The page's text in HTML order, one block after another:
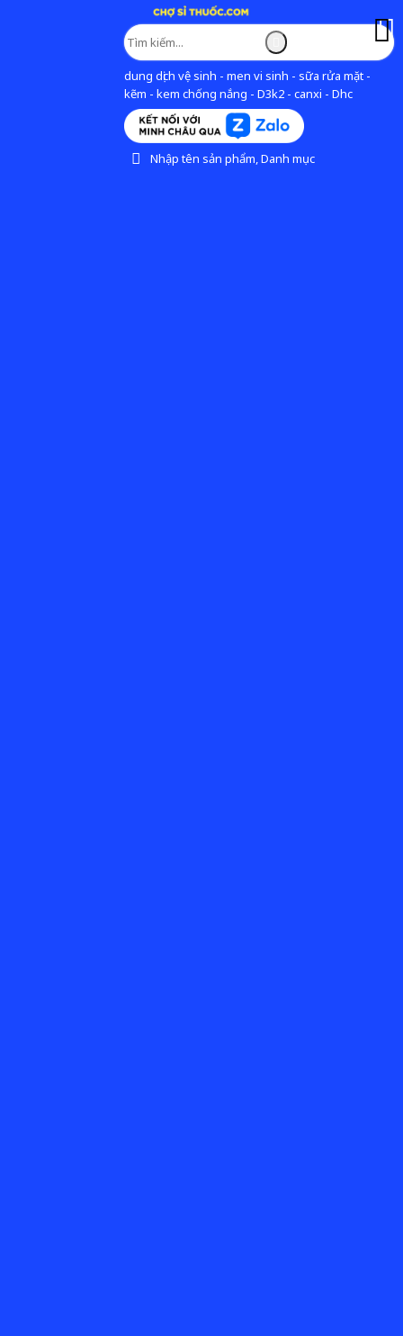
dung dịch vệ sinh - men vi sinh - sữa rửa mặt -
kẽm - kem chống nắng - D3k2 - canxi - Dhc
Nhập tên sản phẩm, Danh mục